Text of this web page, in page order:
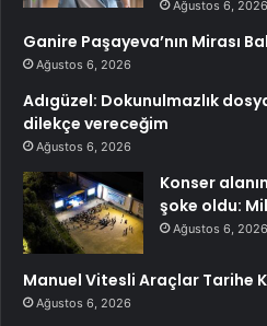
Ağustos 6, 2026
Ganire Paşayeva’nın Mirası
Ağustos 6, 2026
Adıgüzel: Dokunulmazlık
dilekçe vereceğim
Ağustos 6, 2026
Konser
şoke oldu:
Ağustos 6, 2026
Manuel Vitesli Araçlar Tarihe
Ağustos 6, 2026